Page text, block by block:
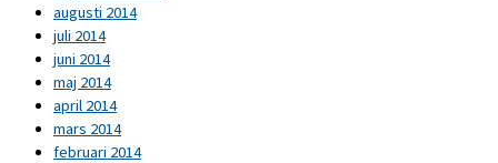
augusti 2014
juli 2014
juni 2014
maj 2014
april 2014
mars 2014
februari 2014